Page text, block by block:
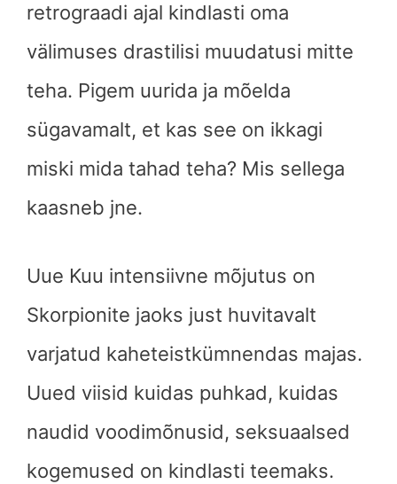
retrograadi ajal kindlasti oma
välimuses drastilisi muudatusi mitte
teha. Pigem uurida ja mõelda
sügavamalt, et kas see on ikkagi
miski mida tahad teha? Mis sellega
kaasneb jne.
Uue Kuu intensiivne mõjutus on
Skorpionite jaoks just huvitavalt
varjatud kaheteistkümnendas majas.
Uued viisid kuidas puhkad, kuidas
naudid voodimõnusid, seksuaalsed
kogemused on kindlasti teemaks.